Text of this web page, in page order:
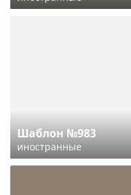
Шаблон №983
иностранные